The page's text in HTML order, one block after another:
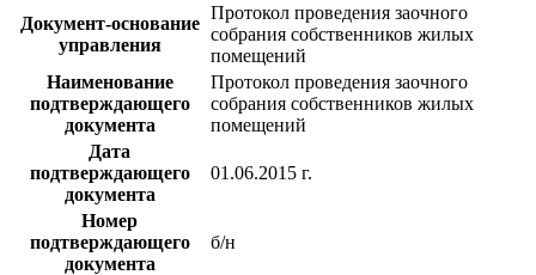
Документ-основание
управления
Протокол проведения заочного
собрания собственников жилых
помещений
Наименование
подтверждающего
документа
Протокол проведения заочного
собрания собственников жилых
помещений
Дата
подтверждающего
документа
01.06.2015 г.
Номер
подтверждающего
документа
б/н